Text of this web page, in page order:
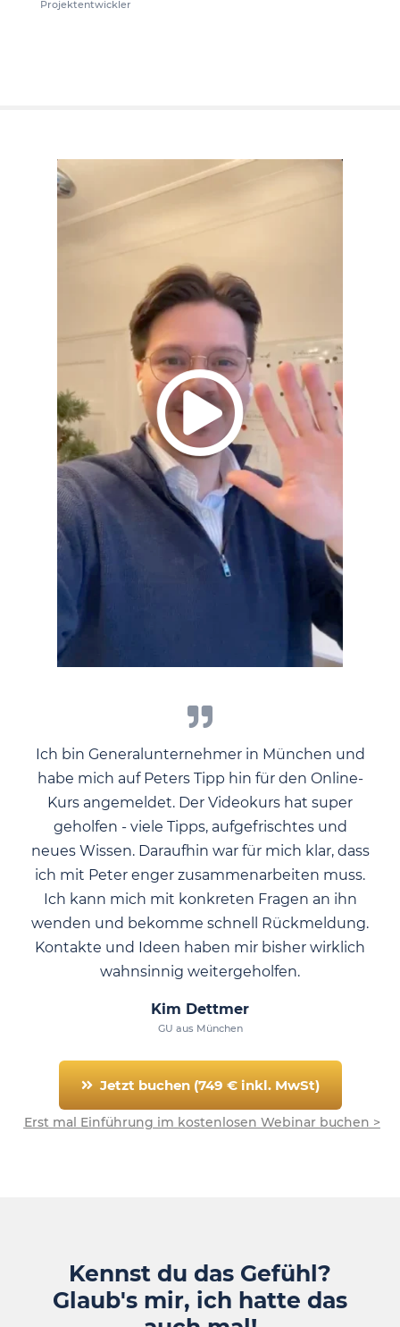
Projektentwickler
Ich bin Generalunternehmer in München und
habe mich auf Peters Tipp hin für den Online-
Kurs angemeldet. Der Videokurs hat super
geholfen - viele Tipps, aufgefrischtes und
neues Wissen. Daraufhin war für mich klar, dass
ich mit Peter enger zusammenarbeiten muss.
Ich kann mich mit konkreten Fragen an ihn
wenden und bekomme schnell Rückmeldung.
Kontakte und Ideen haben mir bisher wirklich
wahnsinnig weitergeholfen.
Kim Dettmer
GU aus München
Jetzt buchen (749 € inkl. MwSt)
Erst mal Einführung im kostenlosen Webinar buchen >
Kennst du das Gefühl?
Glaub's mir, ich hatte das